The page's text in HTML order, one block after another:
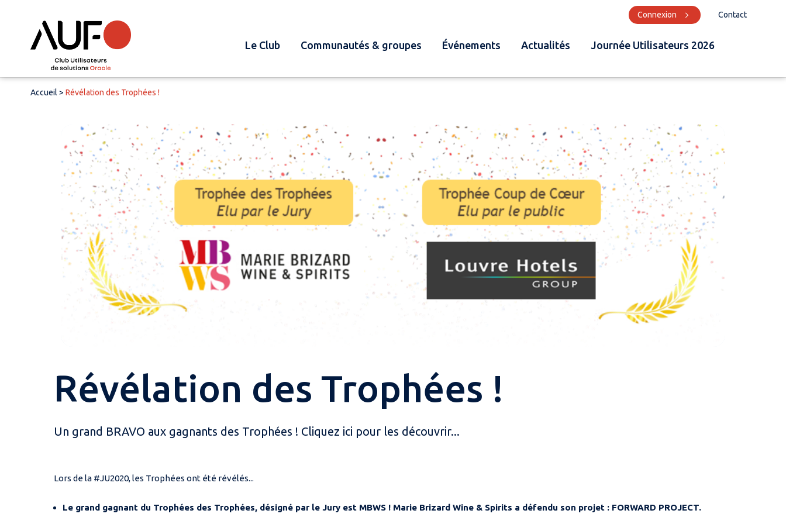
Le Club Communautés & groupes Événements Actualités Journée Utilisateurs 2026
Connexion Contact
Accueil > Révélation des Trophées !
Révélation des Trophées !
Un grand BRAVO aux gagnants des Trophées ! Cliquez ici pour les découvrir...
Lors de la #JU2020, les Trophées ont été révélés...
Le grand gagnant du Trophées des Trophées, désigné par le Jury est MBWS ! Marie Brizard Wine & Spirits a défendu son projet : FORWARD PROJECT.